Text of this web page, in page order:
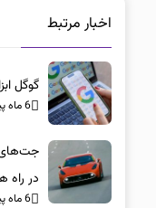
اخبار مرتبط
گوگل
6 ماه پیش
در راه
6 ماه پیش